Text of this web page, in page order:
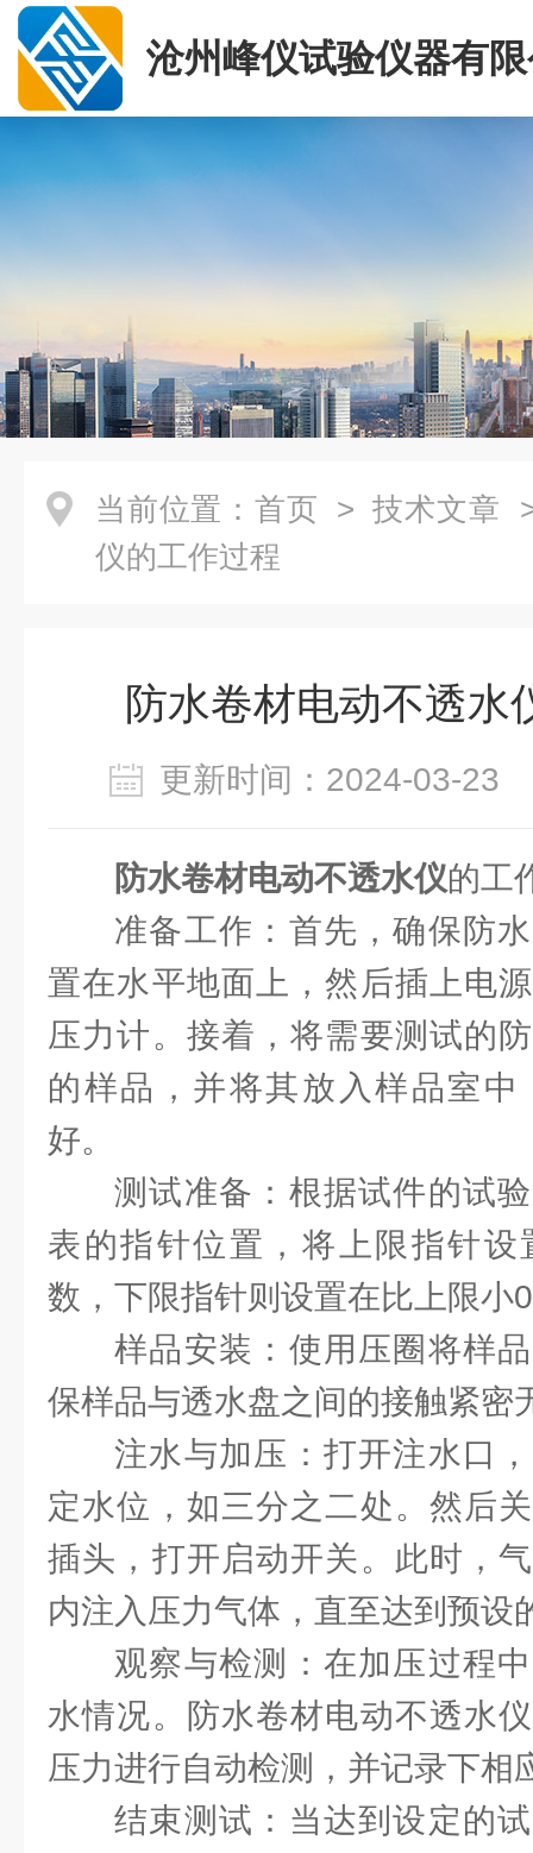
沧州峰仪试验仪器有
当前位置： 首页 > 技术文章
仪的工作过程
防水卷材电动不透水
更新时间：2024-03-
防水卷材电动不透水仪的工
准备工作：首先，确保防
置在水平地面上，然后插上电
压力计。接着，将需要测试的
的样品，并将其放入样品室
好。
测试准备：根据试件的试
表的指针位置，将上限指针
数，下限指针则设置在比上限小
样品安装：使用压圈将样
保样品与透水盘之间的接触紧密
注水与加压：打开注水口
定水位，如三分之二处。然后
插头，打开启动开关。此时，
内注入压力气体，直至达到预设
观察与检测：在加压过程
水情况。防水卷材电动不透水
压力进行自动检测，并记录下相
结束测试：当达到设定的